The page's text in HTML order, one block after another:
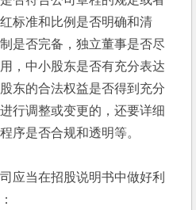
标准和比例是否明确和清
是否完备，独立董事是否尽
，中小股东是否有充分表达
东的合法权益是否得到充分
行调整或变更的，还要详细
序是否合规和透明等。
应当在招股说明书中做好利